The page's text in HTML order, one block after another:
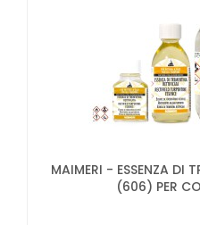
MAIMERI - ESSENZA DI
(606) PER